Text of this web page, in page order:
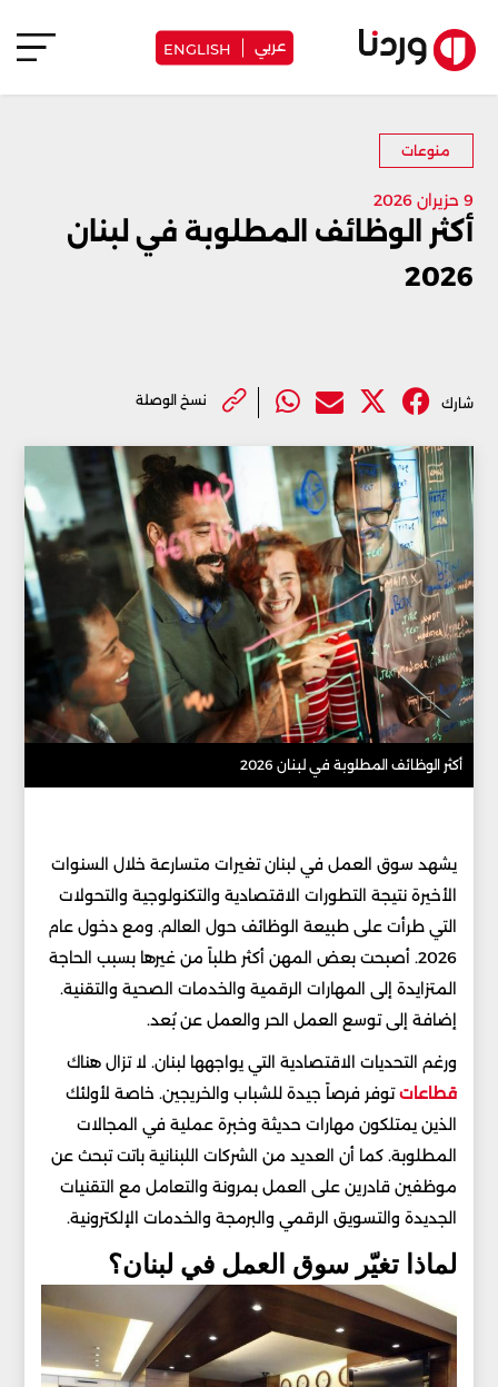
عربي ENGLISH
منوعات
9 حزيران 2026
أكثر الوظائف المطلوبة في لبنان
2026
شارك نسخ الوصلة
أكثر الوظائف المطلوبة في لبنان 2026
يشهد سوق العمل في لبنان تغيرات متسارعة خلال السنوات
الأخيرة نتيجة التطورات الاقتصادية والتكنولوجية والتحولات
التي طرأت على طبيعة الوظائف حول العالم. ومع دخول عام
2026. أصبحت بعض المهن أكثر طلباً من غيرها بسبب الحاجة
المتزايدة إلى المهارات الرقمية والخدمات الصحية والتقنية.
إضافة إلى توسع العمل الحر والعمل عن بُعد.
ورغم التحديات الاقتصادية التي يواجهها لبنان. لا تزال هناك
قطاعاتتوفر فرصاً جيدة للشباب والخريجين. خاصة لأولئك
الذين يمتلكون مهارات حديثة وخبرة عملية في المجالات
المطلوبة. كما أن العديد من الشركات اللبنانية باتت تبحث عن
موظفين قادرين على العمل بمرونة والتعامل مع التقنيات
الجديدة والتسويق الرقمي والبرمجة والخدمات الإلكترونية.
لماذا تغيّر سوق العمل في لبنان؟